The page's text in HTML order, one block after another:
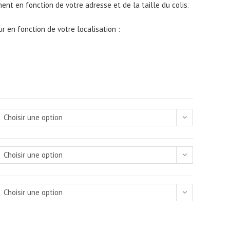
en fonction de votre adresse et de la taille du colis.
en fonction de votre localisation :
Choisir une option
Choisir une option
Choisir une option